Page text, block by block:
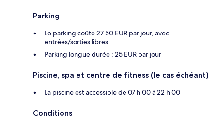
Parking
Le parking coûte 27.50 EUR par jour, avec
entrées/sorties libres
Parking longue durée : 25 EUR par jour
Piscine, spa et centre de fitness (le cas échéant)
La piscine est accessible de 07 h 00 à 22 h 00
Conditions